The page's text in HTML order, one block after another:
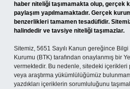
haber niteliği taşımamakta olup, gerçek
paylaşım yapılmamaktadır. Gerçek
benzerlikleri tamamen tesadüfidir.
halindedir ve tavsiye niteliği taşımazlar.
Sitemiz, 5651 Sayılı Kanun gereğince
Kurumu (BTK) tarafından onaylanmış bir
vermektedir. Bu nedenle, sitedeki içerikleri
veya araştırma yükümlülüğümüz
yazdıkları içeriklerin sorumluluğunu